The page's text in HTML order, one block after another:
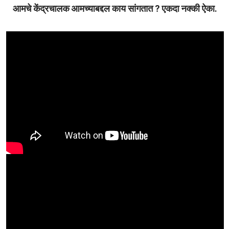
आमचे केंद्रचालक आमच्याबद्दल काय सांगतात ? एकदा नक्की ऐका.